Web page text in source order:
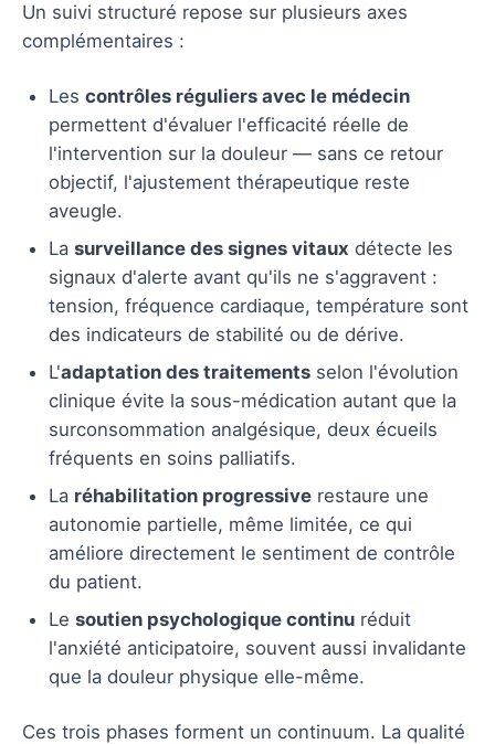
Un suivi structuré repose sur plusieurs axes
complémentaires :
Les contrôles réguliers avec le médecin
permettent d'évaluer l'efficacité réelle de
l'intervention sur la douleur — sans ce retour
objectif, l'ajustement thérapeutique reste
aveugle.
La surveillance des signes vitaux détecte les
signaux d'alerte avant qu'ils ne s'aggravent :
tension, fréquence cardiaque, température sont
des indicateurs de stabilité ou de dérive.
L'adaptation des traitements selon l'évolution
clinique évite la sous-médication autant que la
surconsommation analgésique, deux écueils
fréquents en soins palliatifs.
La réhabilitation progressive restaure une
autonomie partielle, même limitée, ce qui
améliore directement le sentiment de contrôle
du patient.
Le soutien psychologique continu réduit
l'anxiété anticipatoire, souvent aussi invalidante
que la douleur physique elle-même.
Ces trois phases forment un continuum. La qualité